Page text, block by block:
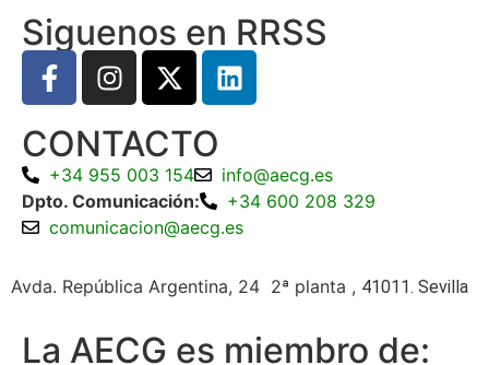
Siguenos en RRSS
CONTACTO
+34 955 003 154
info@aecg.es
Dpto. Comunicación:
+34 600 208 329
comunicacion@aecg.es
Avda. República Argentina, 24 2ª planta , 41011. Sevilla
La AECG es miembro de: